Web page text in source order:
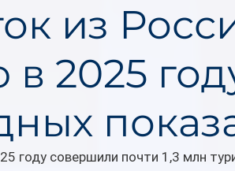
из
в 2025
году совершили почти 1,3 млн